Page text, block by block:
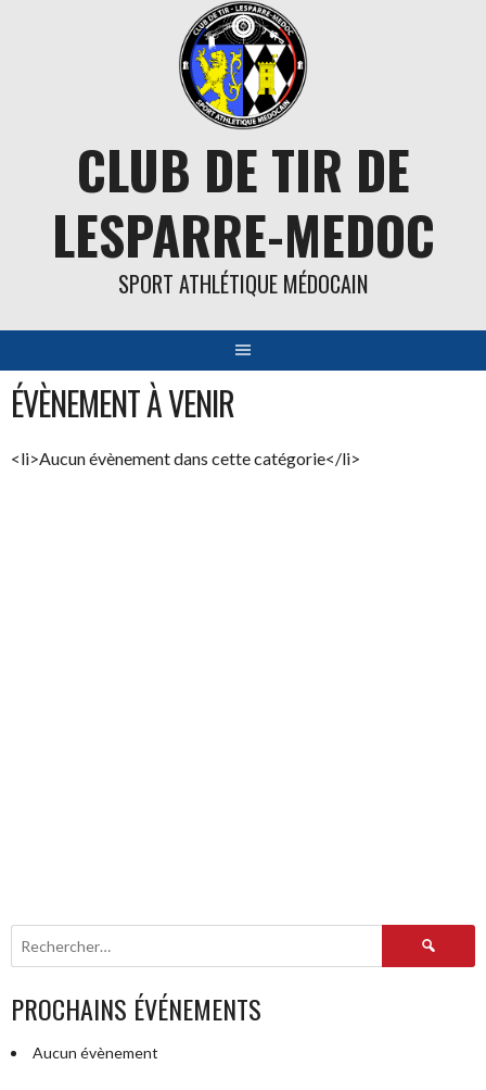
CLUB DE TIR DE
LESPARRE-MEDOC
SPORT ATHLÉTIQUE MÉDOCAIN
ÉVÈNEMENT À VENIR
<li>Aucun évènement dans cette catégorie</li>
Rechercher :
PROCHAINS ÉVÉNEMENTS
Aucun évènement